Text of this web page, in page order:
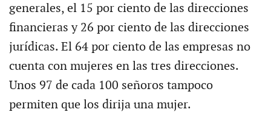
generales, el 15 por ciento de las direcciones
financieras y 26 por ciento de las direcciones
jurídicas. El 64 por ciento de las empresas no
cuenta con mujeres en las tres direcciones.
Unos 97 de cada 100 señoros tampoco
permiten que los dirija una mujer.